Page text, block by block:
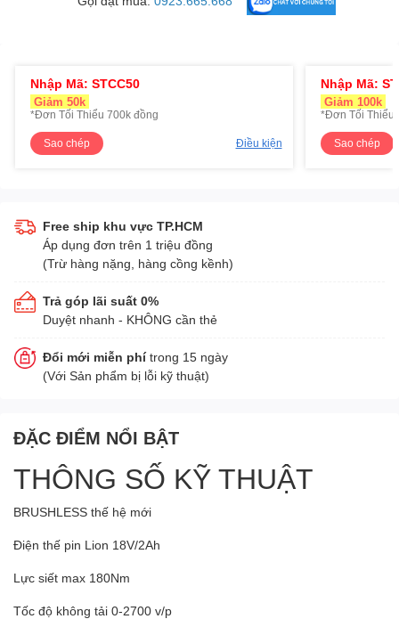
Nhập Mã: STCC50
Giảm 50k
*Đơn Tối Thiểu 700k đồng
Sao chép Điều kiện
Nhập Mã:
Giảm 100k
*Đơn Tối Thiểu
Sao chép
Free ship khu vực TP.HCM
Áp dụng đơn trên 1 triệu đồng
(Trừ hàng nặng, hàng cồng kềnh)
Trả góp lãi suất 0%
Duyệt nhanh - KHÔNG cần thẻ
Đổi mới miễn phítrong 15 ngày
(Với Sản phẩm bị lỗi kỹ thuật)
ĐẶC ĐIỂM NỔI BẬT
THÔNG SỐ KỸ THUẬT
BRUSHLESS thế hệ mới
Điện thế pin Lion 18V/2Ah
Lực siết max 180Nm
Tốc độ không tải 0-2700 v/p